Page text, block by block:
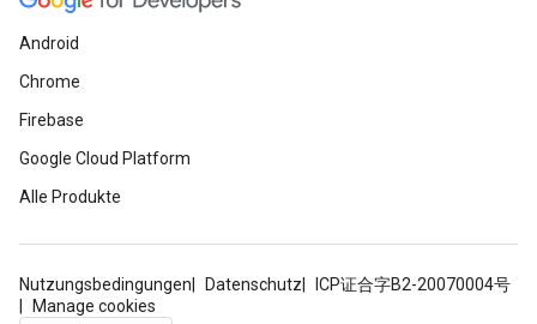
Android
Chrome
Firebase
Google Cloud Platform
Alle Produkte
Nutzungsbedingungen Datenschutz
ICP证合字B2-20070004号
Manage cookies